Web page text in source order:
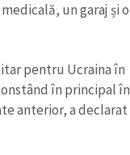
un garaj și o
pentru Ucraina în
în principal în
anterior, a declarat